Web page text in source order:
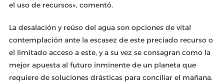
el uso de recursos», comentó.
La desalación y reúso del agua son opciones de vital
contemplación ante la escasez de este preciado recurso o
el limitado acceso a este, y a su vez se consagran como la
mejor apuesta al futuro inminente de un planeta que
requiere de soluciones drásticas para conciliar el mañana.